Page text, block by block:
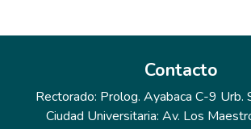
Contacto
Rectorado: Prolog. Ayabaca C-9 Urb.
Ciudad Universitaria: Av. Los